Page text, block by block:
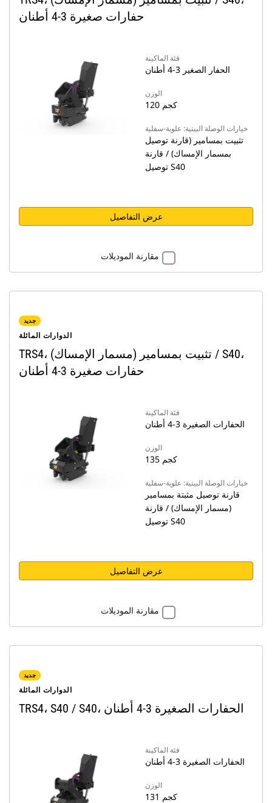
حفارات صغيرة 3-4 أطنان
فئة الماكينة
الحفار الصغير 3-4 أطنان
الوزن
120 كجم
خيارات الوصلة البينية: علوية-سفلية
تثبيت بمسامير (قارنة توصيل
بمسمار الإمساك) / قارنة
توصيل S40
عرض التفاصيل
مقارنة الموديلات
جديد
الدوارات المائلة
TRS4، تثبيت بمسامير (مسمار الإمساك) / S40،
حفارات صغيرة 3-4 أطنان
فئة الماكينة
الحفارات الصغيرة 3-4 أطنان
الوزن
135 كجم
خيارات الوصلة البينية: علوية-سفلية
قارنة توصيل مثبتة بمسامير
(مسمار الإمساك) / قارنة
توصيل S40
عرض التفاصيل
مقارنة الموديلات
جديد
الدوارات المائلة
TRS4، S40 / S40، الحفارات الصغيرة 3-4 أطنان
فئة الماكينة
الحفارات الصغيرة 3-4 أطنان
الوزن
131 كجم